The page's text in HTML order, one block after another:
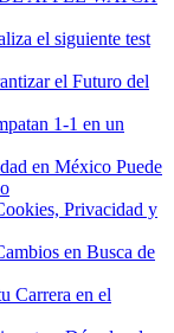
el siguiente test
el Futuro del
1-1 en un
en México Puede
Privacidad y
en Busca de
Carrera en el